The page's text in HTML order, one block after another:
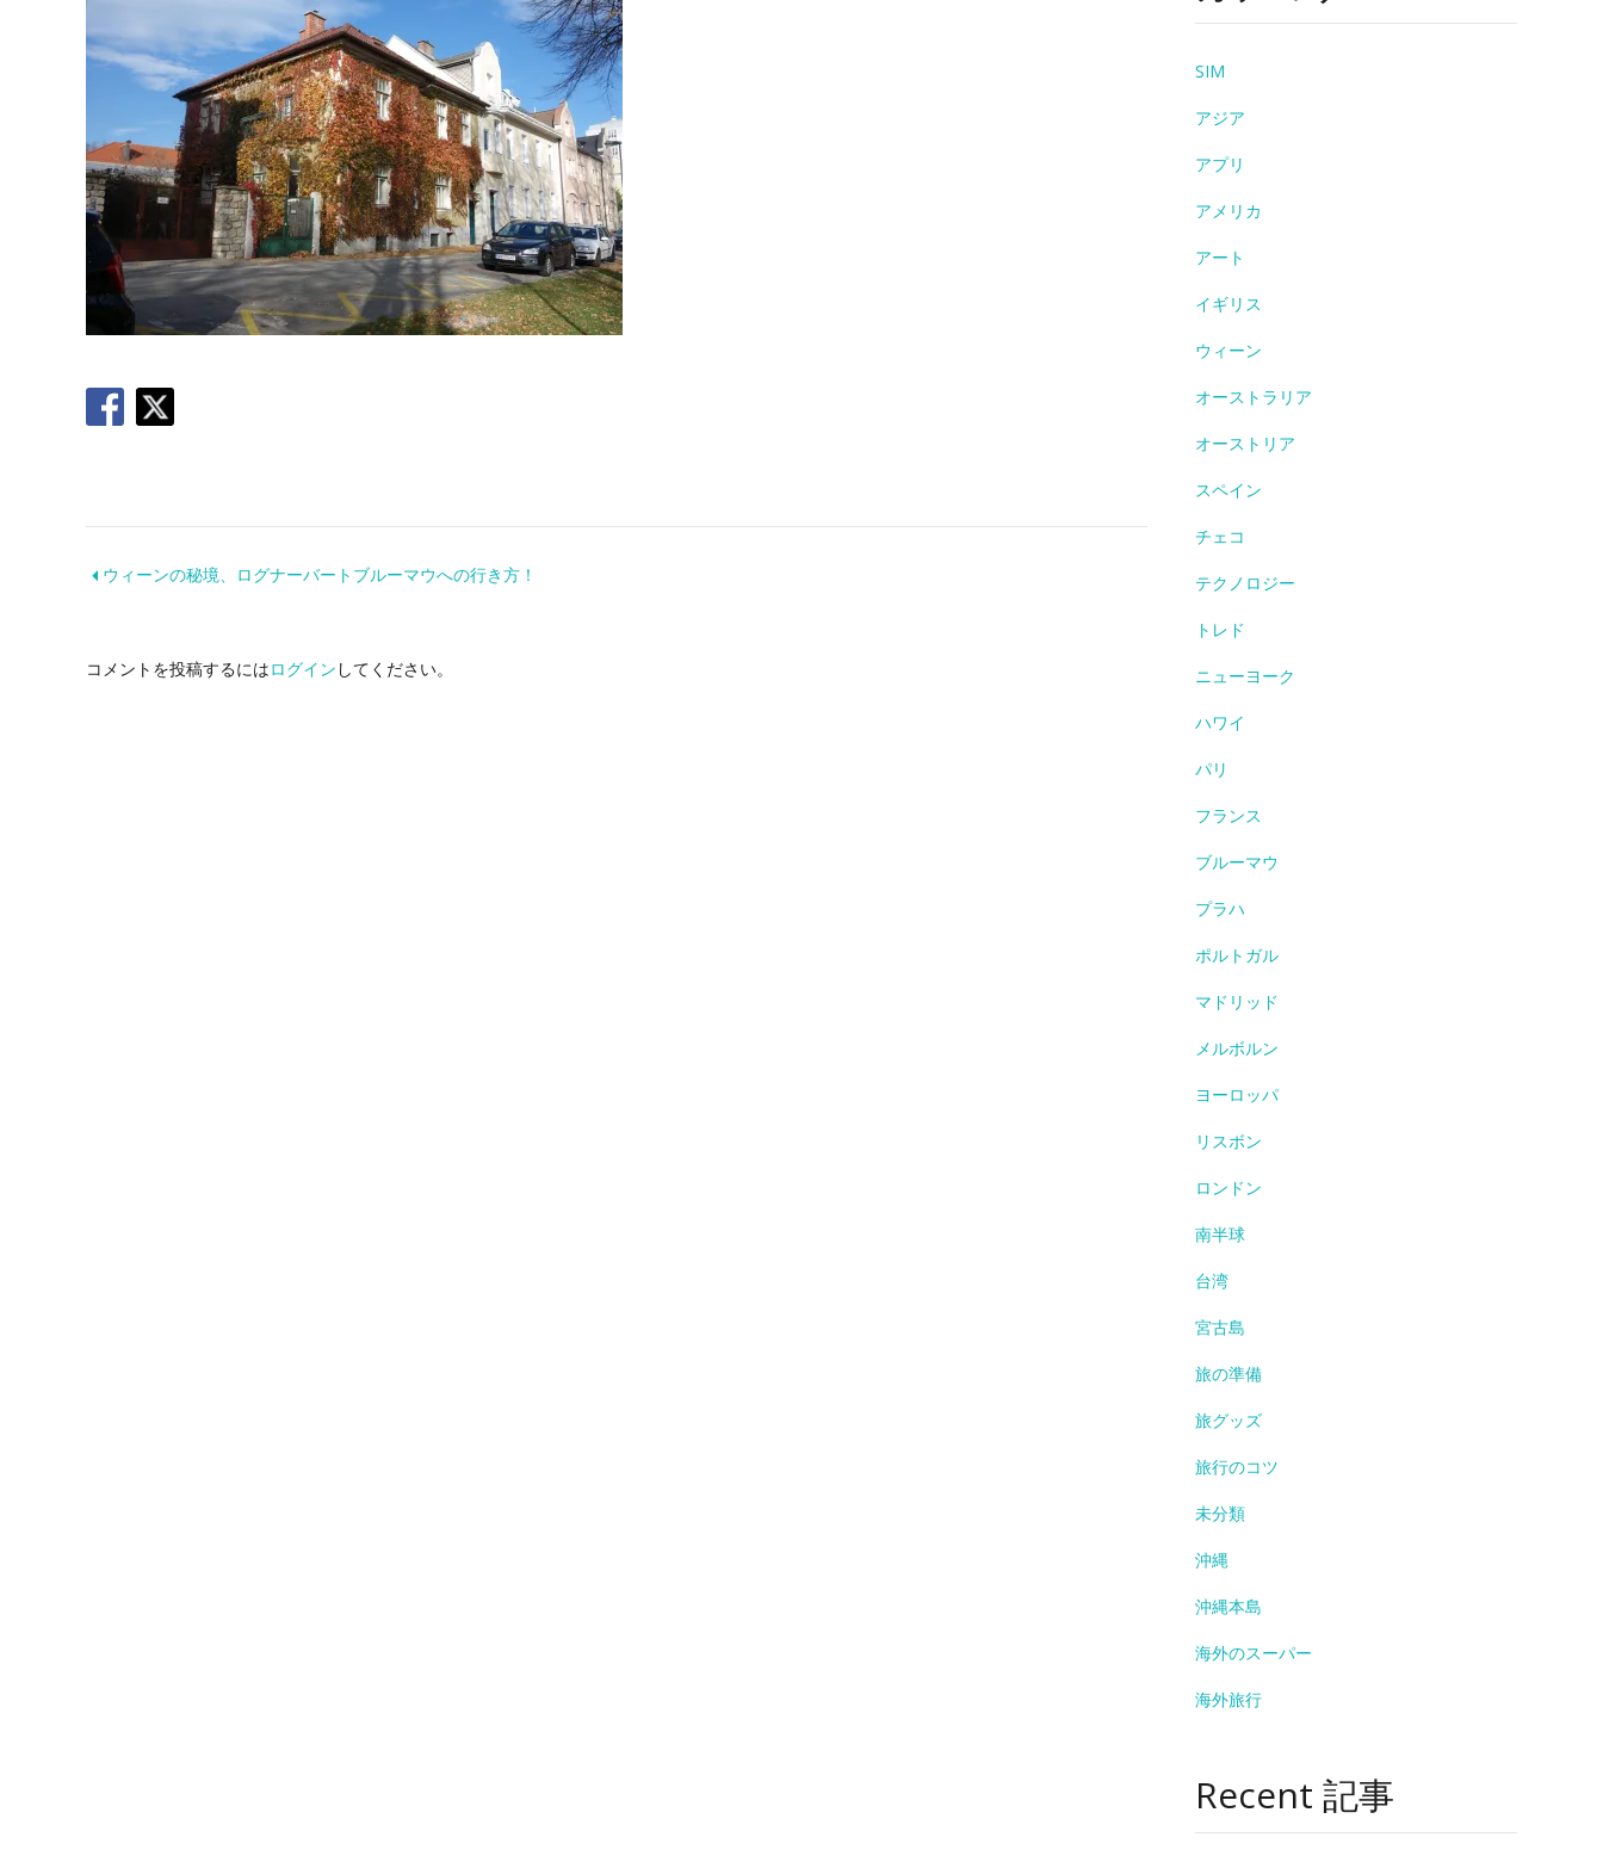
ウィーンの秘境、ログナーバートブルーマウへの行き方！
コメントを投稿するにはログイン してください。
SIM
アジア
アプリ
アメリカ
アート
イギリス
ウィーン
オーストラリア
オーストリア
スペイン
チェコ
テクノロジー
トレド
ニューヨーク
ハワイ
パリ
フランス
ブルーマウ
プラハ
ポルトガル
マドリッド
メルボルン
ヨーロッパ
リスボン
ロンドン
南半球
台湾
宮古島
旅の準備
旅グッズ
旅行のコツ
未分類
沖縄
沖縄本島
海外のスーパー
海外旅行
Recent 記事